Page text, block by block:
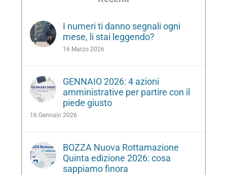
I numeri ti danno segnali ogni
mese, li stai leggendo?
16 Marzo 2026
GENNAIO 2026: 4 azioni
amministrative per partire con il
piede giusto
16 Gennaio 2026
BOZZA Nuova Rottamazione
Quinta edizione 2026: cosa
sappiamo finora